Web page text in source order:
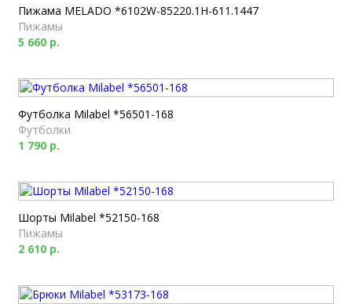
Пижама MELADO *6102W-85220.1H-611.1447
Пижамы
5 660 р.
Футболка Milabel *56501-168
Футболки
1 790 р.
Шорты Milabel *52150-168
Пижамы
2 610 р.